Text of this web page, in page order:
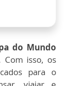
do Mundo
Com isso, os
para o